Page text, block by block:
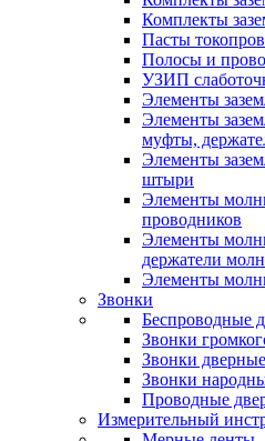
Комплекты
Пасты
Полосы и
УЗИП
Элементы
Элементы
муфты,
Элементы
штыри
Элементы
проводников
Элементы
держатели
Элементы
Звонки
Беспроводные
Звонки
Звонки
Звонки
Проводные
Измерительный